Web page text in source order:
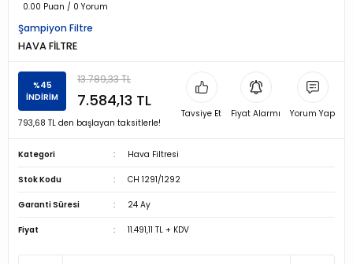
0.00 Puan / 0 Yorum
Şampiyon Filtre
HAVA FİLTRE
%45
İNDİRİM
13.789,33 TL
7.584,13 TL
793,68 TL den başlayan taksitlerle!
Tavsiye Et Fiyat Alarmı Yorum Yap
Kategori Hava Filtresi
Stok Kodu CH 1291/1292
Garanti Süresi 24 Ay
Fiyat 11.491,11 TL + KDV